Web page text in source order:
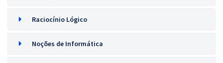
Raciocínio Lógico
Noções de Informática